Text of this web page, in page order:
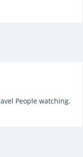
People watching.